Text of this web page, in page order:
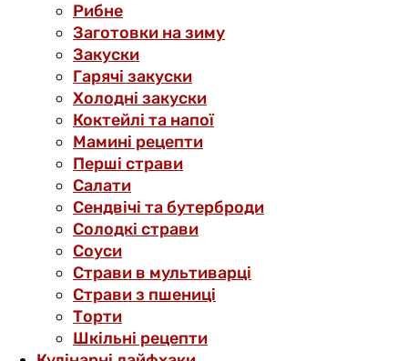
Рибне
Заготовки на зиму
Закуски
Гарячі закуски
Холодні закуски
Коктейлі та напої
Мамині рецепти
Перші страви
Салати
Сендвічі та бутерброди
Солодкі страви
Соуси
Страви в мультиварці
Страви з пшениці
Торти
Шкільні рецепти